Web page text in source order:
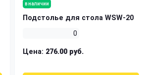
в наличии
Подстолье для стола WSW-20
0
Цена: 276.00 руб.